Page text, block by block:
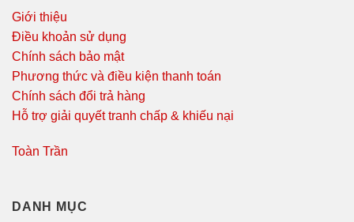
Giới thiệu
Điều khoản sử dụng
Chính sách bảo mật
Phương thức và điều kiện thanh toán
Chính sách đổi trả hàng
Hỗ trợ giải quyết tranh chấp & khiếu nại
Toàn Trần
DANH MỤC